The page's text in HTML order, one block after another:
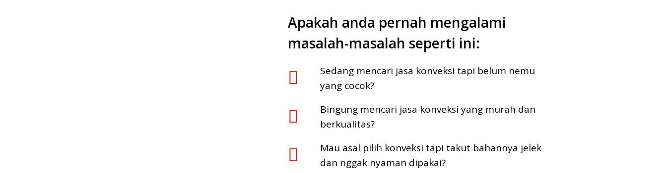
Apakah anda pernah mengalami
masalah-masalah seperti ini:
Sedang mencari jasa konveksi tapi belum nemu
yang cocok?
Bingung mencari jasa konveksi yang murah dan
berkualitas?
Mau asal pilih konveksi tapi takut bahannya jelek
dan nggak nyaman dipakai?